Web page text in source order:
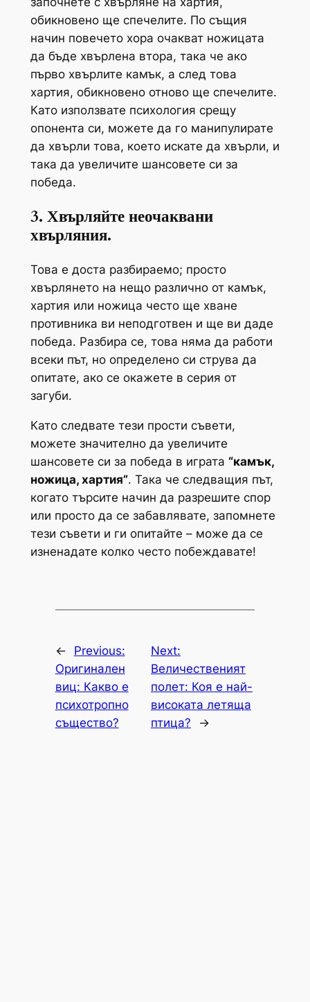
обикновено ще спечелите. По същия
начин повечето хора очакват ножицата
да бъде хвърлена втора, така че ако
първо хвърлите камък, а след това
хартия, обикновено отново ще спечелите.
Като използвате психология срещу
опонента си, можете да го манипулирате
да хвърли това, което искате да хвърли, и
така да увеличите шансовете си за
победа.
3. Хвърляйте неочаквани
хвърляния.
Това е доста разбираемо; просто
хвърлянето на нещо различно от камък,
хартия или ножица често ще хване
противника ви неподготвен и ще ви даде
победа. Разбира се, това няма да работи
всеки път, но определено си струва да
опитате, ако се окажете в серия от
загуби.
Като следвате тези прости съвети,
можете значително да увеличите
шансовете си за победа в играта “камък,
ножица, хартия”. Така че следващия път,
когато търсите начин да разрешите спор
или просто да се забавлявате, запомнете
тези съвети и ги опитайте – може да се
изненадате колко често побеждавате!
←
Previous:
Оригинален
виц: Какво е
психотропно
същество?
Next:
Величественият
полет: Коя е най-
високата летяща
птица?
→